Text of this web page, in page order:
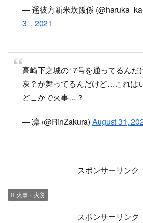
— 遥彼方新米炊飯係
31, 2021
高崎下之城の17号を通ってるんだ
灰？が舞ってるんだけど…これは
どこかで火事…？
— 凛 (@RinZakura) August 31,
スポンサーリンク
火事・火災
スポンサーリンク